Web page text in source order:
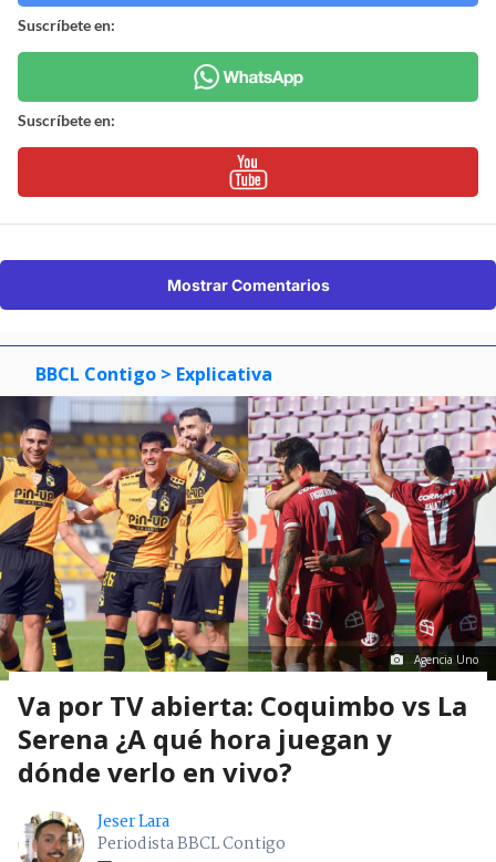
Suscríbete en:
Suscríbete en:
Mostrar Comentarios
BBCL Contigo > Explicativa
Agencia Uno
Va por TV abierta: Coquimbo vs La
Serena ¿A qué hora juegan y
dónde verlo en vivo?
Jeser Lara
Periodista BBCL Contigo